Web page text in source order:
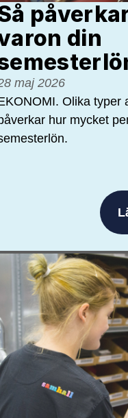
din
maj 2026
Olika typer
hur mycket